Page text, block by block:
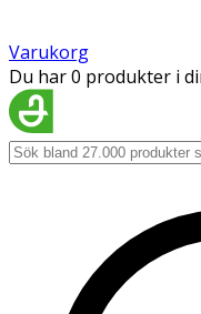
Varukorg
Du har 0 produkter i